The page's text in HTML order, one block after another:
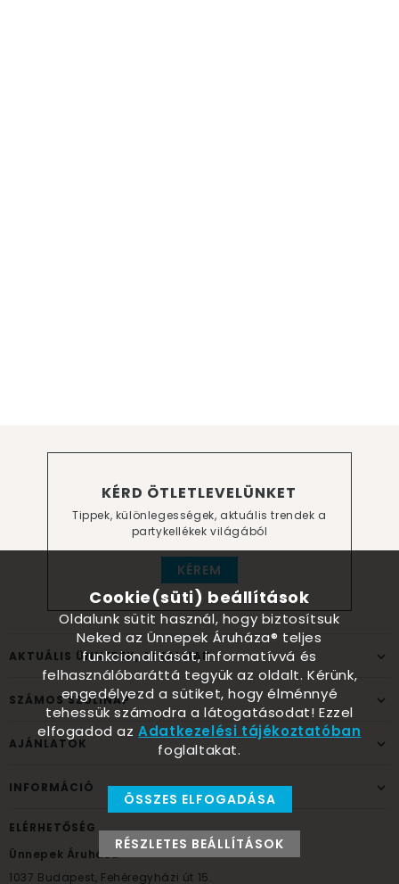
KÉRD ÖTLETLEVELÜNKET
Tippek, különlegességek, aktuális trendek a
partykellékek világából
KÉREM
AKTUÁLIS ÜNNEPEK, ALKALMAK
SZÁMOS SZÜLINAP
AJÁNLATOK
INFORMÁCIÓ
ELÉRHETŐSÉG
Ünnepek Áruháza
1037 Budapest, Fehéregyházi út 15.
Cookie(süti) beállítások
Oldalunk sütit használ, hogy biztosítsuk
Neked az Ünnepek Áruháza® teljes
funkcionalitását, informatívvá és
felhasználóbaráttá tegyük az oldalt. Kérünk,
engedélyezd a sütiket, hogy élménnyé
tehessük számodra a látogatásodat! Ezzel
elfogadod azAdatkezelési tájékoztatóban
foglaltakat.
ÖSSZES ELFOGADÁSA
RÉSZLETES BEÁLLÍTÁSOK